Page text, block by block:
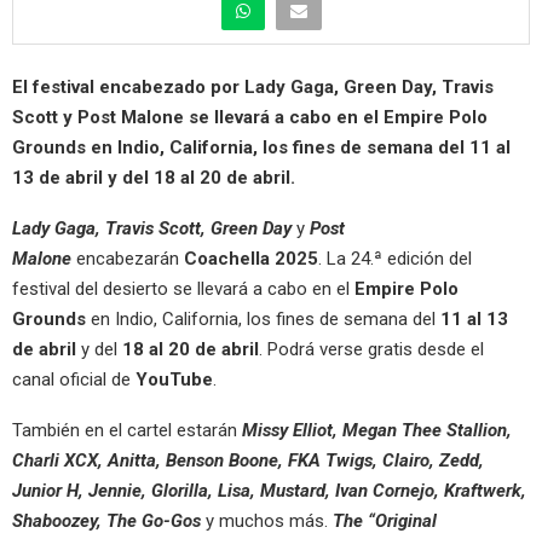
El festival encabezado por Lady Gaga, Green Day, Travis
Scott y Post Malone se llevará a cabo en el Empire Polo
Grounds en Indio, California, los fines de semana del 11 al
13 de abril y del 18 al 20 de abril.
Lady Gaga, Travis Scott, Green Dayy Post
Malone encabezarán Coachella 2025. La 24.ª edición del
festival del desierto se llevará a cabo en el Empire Polo
Grounds en Indio, California, los fines de semana del 11 al 13
de abril y del 18 al 20 de abril. Podrá verse gratis desde el
canal oficial de YouTube.
También en el cartel estarán Missy Elliot, Megan Thee Stallion,
Charli XCX, Anitta, Benson Boone, FKA Twigs, Clairo, Zedd,
Junior H, Jennie, Glorilla, Lisa, Mustard, Ivan Cornejo, Kraftwerk,
Shaboozey, The Go-Gos y muchos más. The “Original